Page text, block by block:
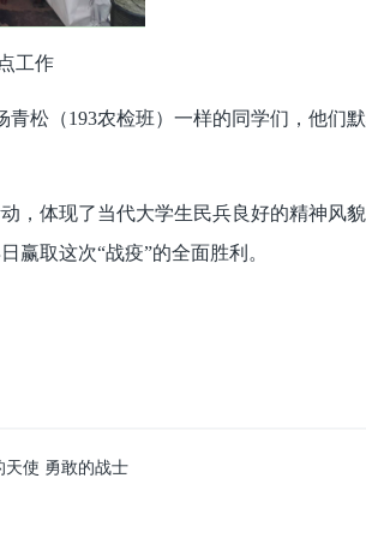
工作
松（193农检班）一样的同学们，他们
，体现了当代大学生民兵良好的精神风
赢取这次“战疫”的全面胜利。
天使 勇敢的战士